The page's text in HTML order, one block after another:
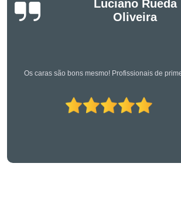
em Suportes para CFTV
Jonas
Serviço de qualidade!